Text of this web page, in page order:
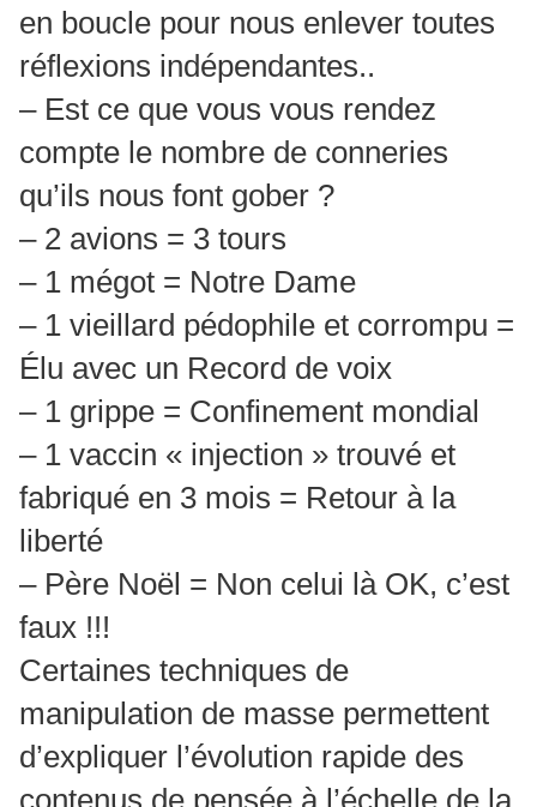
en boucle pour nous enlever toutes
réflexions indépendantes..
– Est ce que vous vous rendez
compte le nombre de conneries
qu’ils nous font gober ?
– 2 avions = 3 tours
– 1 mégot = Notre Dame
– 1 vieillard pédophile et corrompu =
Élu avec un Record de voix
– 1 grippe = Confinement mondial
– 1 vaccin « injection » trouvé et
fabriqué en 3 mois = Retour à la
liberté
– Père Noël = Non celui là OK, c’est
faux !!!
Certaines techniques de
manipulation de masse permettent
d’expliquer l’évolution rapide des